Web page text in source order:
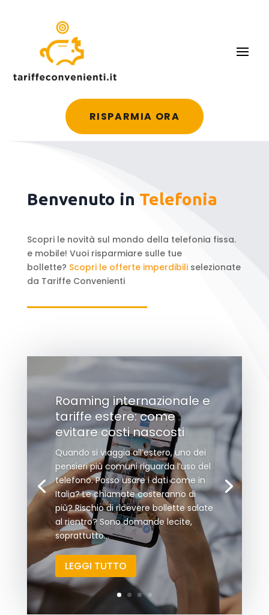
RISPARMIA ORA
Benvenuto in Telefonia
Scopri le novità sul mondo della telefonia fissa.
e mobile! Vuoi risparmiare sulle tue
bollette? Scopri le offerte imperdibiliselezionate
da Tariffe Convenienti
Roaming internazionale e
tariffe estere: come
evitare costi nascosti
Quando si viaggia all’estero, uno dei
pensieri più comuni riguarda l’uso del
telefono. Posso usare i dati come in
Italia? Le chiamate costeranno di
più? Rischio di ricevere bollette salate
al rientro? Sono domande lecite,
soprattutto...
LEGGI TUTTO